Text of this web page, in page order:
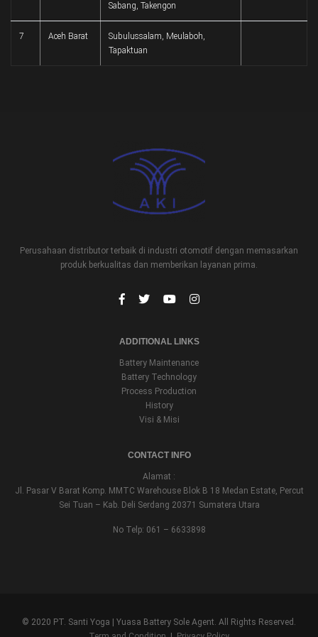
Sabang, Takengon
7 Aceh Barat
Subulussalam, Meulaboh,
Tapaktuan
Perusahaan distributor terbaik di industri otomotif dengan memasarkan
produk berkualitas dan memberikan layanan prima.
ADDITIONAL LINKS
Battery Maintenance
Battery Technology
Process Production
History
Visi & Misi
CONTACT INFO
Alamat :
Jl. Pasar V Barat Komp. MMTC Warehouse Blok B 18 Medan Estate, Percut
Sei Tuan – Kab. Deli Serdang 20371 Sumatera Utara
No Telp: 061 – 6633898
© 2020 PT. Santi Yoga | Yuasa Battery Sole Agent. All Rights Reserved.